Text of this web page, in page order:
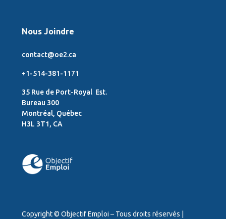
Nous Joindre
contact@oe2.ca
+1-514-381-1171
35 Rue de Port-Royal Est.
Bureau 300
Montréal, Québec
H3L 3T1, CA
Copyright © Objectif Emploi – Tous droits réservés |